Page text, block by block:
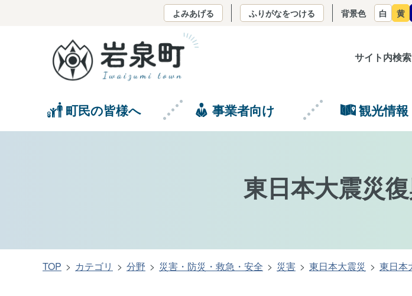
サイト内検索
町民の皆様へ 事業者向け 観光情報
よみあげる ふりがなをつける 背景色 白 黄
東日本大震災
TOP カテゴリ 分野 災害・防災・救急・安全 災害 東日本大震災 東日本